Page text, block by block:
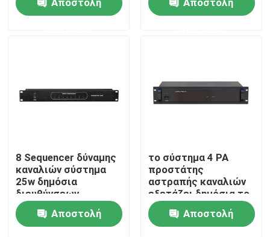
Προϊόντα
Περίπου εμείς
Γύρος εργοστασίων
ζώνης
8 Sequencer δύναμης
καναλιών σύστημα
25w δημόσια
διευθύνσεων
Αποστολή
το σύστημα 4 PA
προστάτης
αστραπής καναλιών
εξετάζει δημόσια το
σύστημα
Αποστολή